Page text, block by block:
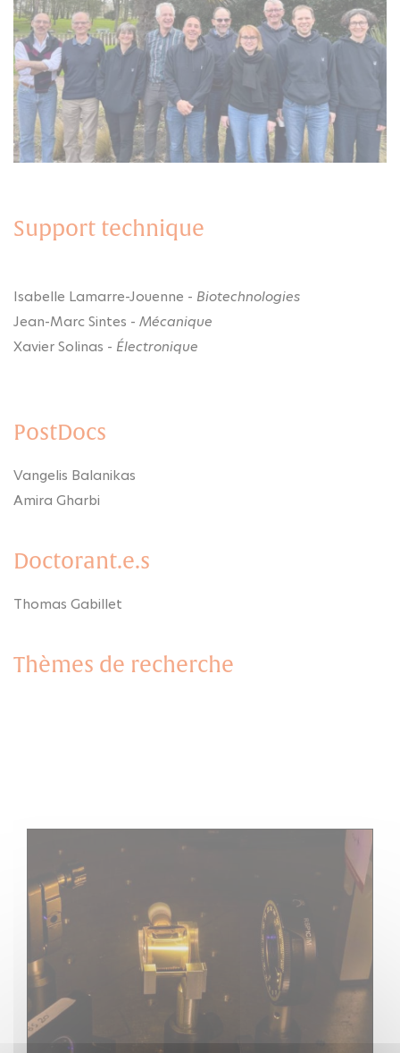
Support technique
Isabelle Lamarre-Jouenne - Biotechnologies
Jean-Marc Sintes - Mécanique
Xavier Solinas - Électronique
PostDocs
Vangelis Balanikas
Amira Gharbi
Doctorant.e.s
Thomas Gabillet
Thèmes de recherche